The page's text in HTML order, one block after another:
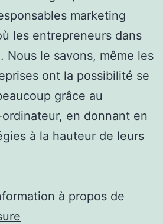
marketing
les entrepreneurs dans
Nous le savons, même les
ont la possibilité se
grâce au
en donnant en
à la hauteur de leurs
à propos de